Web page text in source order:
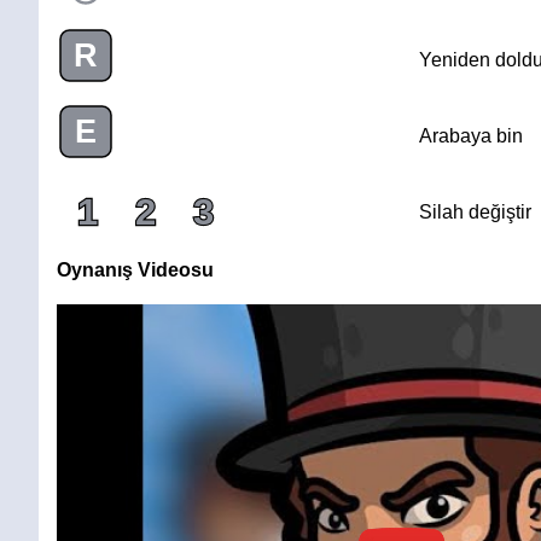
R Yeniden
E Arabaya bin
1 2 3 Silah değiştir
Oynanış Videosu